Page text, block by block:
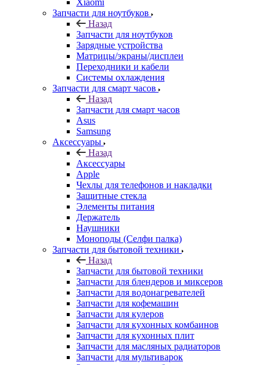
Xiaomi
Запчасти для ноутбуков
Назад
Запчасти для ноутбуков
Зарядные устройства
Матрицы/экраны/дисплеи
Переходники и кабели
Системы охлаждения
Запчасти для смарт часов
Назад
Запчасти для смарт часов
Asus
Samsung
Аксессуары
Назад
Аксессуары
Apple
Чехлы для телефонов и накладки
Защитные стекла
Элементы питания
Держатель
Наушники
Моноподы (Селфи палка)
Запчасти для бытовой техники
Назад
Запчасти для бытовой техники
Запчасти для блендеров и миксеров
Запчасти для водонагревателей
Запчасти для кофемашин
Запчасти для кулеров
Запчасти для кухонных комбаинов
Запчасти для кухонных плит
Запчасти для масляных радиаторов
Запчасти для мультиварок